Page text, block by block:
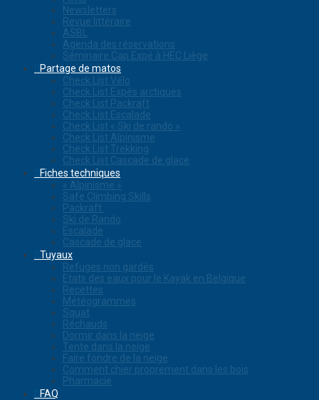
Newsletters
Revue littéraire
ASBL
Agenda des réservations
Séminaire Cap Expé à HEC Liège
Partage de matos
Check List Vélo
Check List Expés arctiques
Check List Packraft
Check List Escalade
Check List « Ski de rando »
Check List Alpinisme
Check List Trekking
Check List Cascade de glace
Fiches techniques
« Alpinisme »
Safe Climbing Skills
Packraft
Ski de Rando
Escalade
Cascade de glace
Tuyaux
Refuges non gardés
Etats des eaux pour le Kayak en Belgique
Recettes
Météogrammes
Squat
Réchauds
Dormir dans la neige
Tente dans la neige
Faire fondre de la neige
Comment chier proprement dans les bois
Pharmacie
FAQ